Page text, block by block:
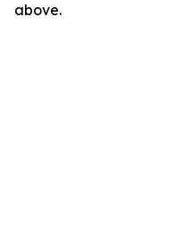
above.